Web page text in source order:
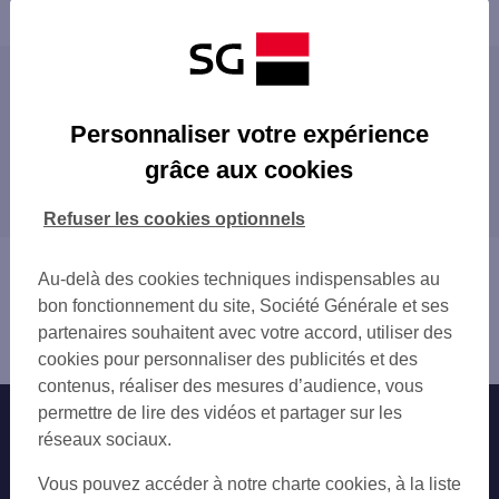
Les agences SG ENTREPRISE dans les villes
AMIENS
Les agences SG ENTREPRISE dans les
02 AISNE
60 OISE
62 PAS-DE-CALAIS
76 SEINE-MARITIME
Entreprise
Somme
Nos engagements Nous contacter
Autres sites SG
Personnaliser votre expérience
grâce aux cookies
Au-delà des cookies techniques indispensables au
bon fonctionnement du site, Société Générale et ses
partenaires souhaitent avec votre accord, utiliser des
cookies pour personnaliser des publicités et des
contenus, réaliser des mesures d’audience, vous
permettre de lire des vidéos et partager sur les
réseaux sociaux.
Vous pouvez accéder à notre charte cookies, à la liste
Refuser les cookies optionnels